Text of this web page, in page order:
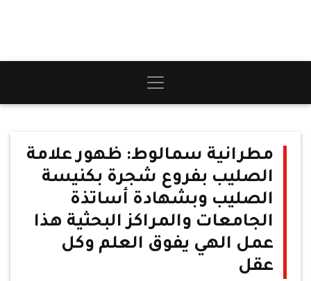
مطرانية سمالوط: ظهور علامة
الصليب بفروع شجرة بكنيسة
الصليب وبشهادة أساتذة
الجامعات والمراكز البحثية هذا
عمل الهي يفوق العلم وكل
عقل